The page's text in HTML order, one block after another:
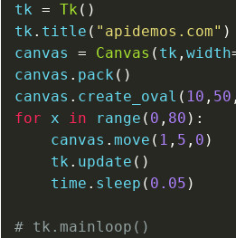
tk = Tk ( )
tk . title ( "apidemos.com" )
canvas = Canvas ( tk , width
canvas . pack ( )
canvas . create_oval ( 10 , 50 ,
for x in range ( 0 , 80 ) :
    canvas
. move ( 1 , 5 , 0 )
    tk
. update ( )
    time
. sleep ( 0.05 )
# tk.mainloop()